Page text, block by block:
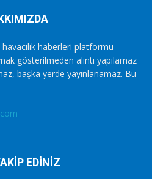
haberleri platformu
gösterilmeden alıntı yapılamaz
başka yerde yayınlanamaz. Bu
EDİNİZ